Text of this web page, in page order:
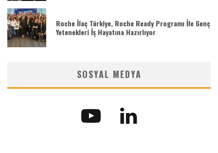
Roche İlaç Türkiye, Roche Ready Programı İle Genç
Yetenekleri İş Hayatına Hazırlıyor
SOSYAL MEDYA